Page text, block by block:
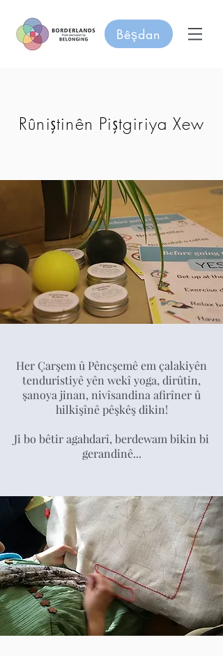
Bêşdan
Rûniştinên Piştgiriya Xew
Her Çarşem û Pêncşemê em çalakiyên
tenduristiyê yên wekî yoga, dirûtin,
şanoya jinan, nivîsandina afirîner û
hilkişînê pêşkêş dikin!
Ji bo bêtir agahdarî, berdewam bikin bi
gerandinê...